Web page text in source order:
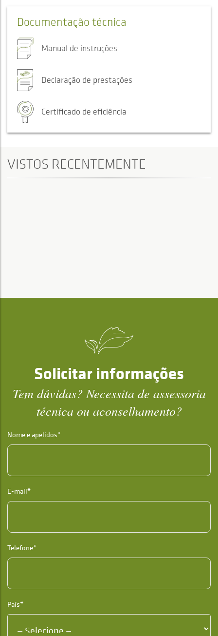
Documentação técnica
Manual de instruções
Declaração de prestações
Certificado de eficiência
VISTOS RECENTEMENTE
Solicitar informações
Tem dúvidas? Necessita de assessoria
técnica ou aconselhamento?
Nome e apelidos*
E-mail*
Telefone*
País*